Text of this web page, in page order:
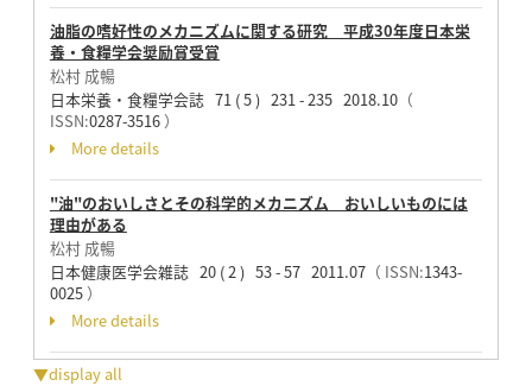
油脂の嗜好性のメカニズムに関する研究 平成30年度日本栄
養・食糧学会奨励賞受賞
松村 成暢
日本栄養・食糧学会誌 71 ( 5 ) 231 - 235 2018.10（
ISSN:0287-3516）
More details
"油"のおいしさとその科学的メカニズム おいしいものには
理由がある
松村 成暢
日本健康医学会雑誌 20 ( 2 ) 53 - 57 2011.07（ ISSN:1343-
0025）
More details
▼display all